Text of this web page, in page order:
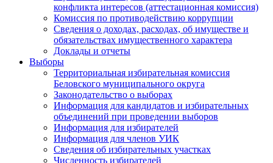
конфликта интересов (аттестационная комиссия)
Комиссия по противодействию коррупции
Сведения о доходах, расходах, об имуществе и
обязательствах имущественного характера
Доклады и отчеты
Выборы
Территориальная избирательная комиссия
Беловского муниципального округа
Законодательство о выборах
Информация для кандидатов и избирательных
объединений при проведении выборов
Информация для избирателей
Информация для членов УИК
Сведения об избирательных участках
Численность избирателей